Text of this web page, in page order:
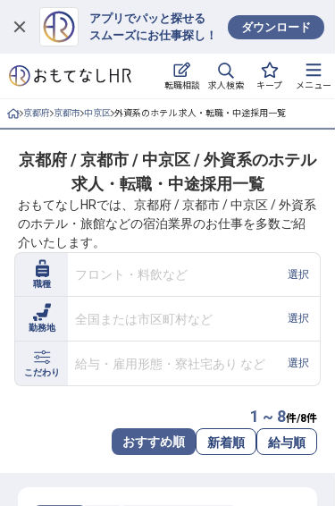
アプリでパッと探せる
スムーズにお仕事探し！
ダウンロード
転職相談 求人検索 キープ メニュー
ログイン
求人・施設を探す
就職・転職 合同説明会
おもてなしHRについて
ご利用の流れ
よくある質問
ホテル・宿泊業界情報コラム
転職サポートに申し込む
京都府 京都市 中京区 外資系のホテル 求人・転職・中途採用一覧
京都府 / 京都市 / 中京区 / 外資系のホテル
求人・転職・中途採用一覧
おもてなしHRでは、京都府 / 京都市 / 中京区 / 外資系
のホテル・旅館などの宿泊業界のお仕事を多数ご紹
介いたします。
職種
フロント・料飲など 選択
勤務地
全国または市区町村など 選択
こだわり
給与・雇用形態・寮社宅あり など 選択
1 ~ 8件/8件
おすすめ順 新着順 給与順